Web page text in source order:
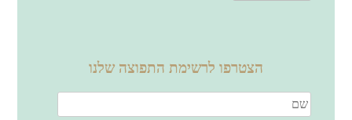
הצטרפו לרשימת התפוצה שלנו